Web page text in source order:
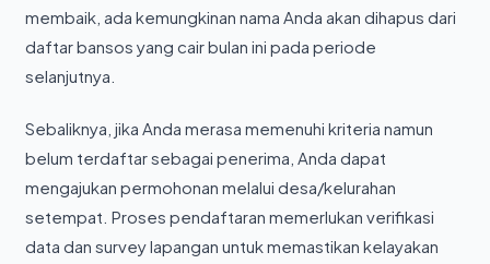
membaik, ada kemungkinan nama Anda akan dihapus dari
daftar bansos yang cair bulan ini pada periode
selanjutnya.
Sebaliknya, jika Anda merasa memenuhi kriteria namun
belum terdaftar sebagai penerima, Anda dapat
mengajukan permohonan melalui desa/kelurahan
setempat. Proses pendaftaran memerlukan verifikasi
data dan survey lapangan untuk memastikan kelayakan